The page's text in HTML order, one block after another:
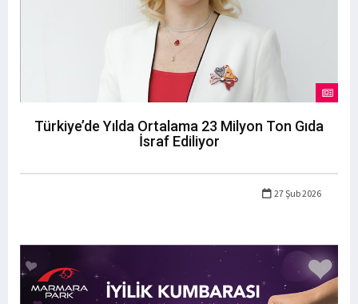
Türkiye’de Yılda Ortalama 23 Milyon Ton Gıda
İsraf Ediliyor
27 Şub 2026